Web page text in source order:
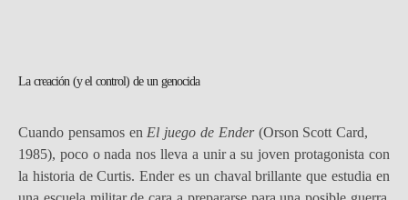
La creación (y el control) de un genocida
Cuando pensamos en El juego de Ender(Orson Scott Card,
1985), poco o nada nos lleva a unir a su joven protagonista con
la historia de Curtis. Ender es un chaval brillante que estudia en